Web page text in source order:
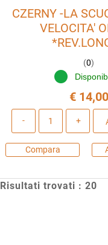
CZERNY -LA
VELOCITA'
(0)
€ 14,00
Compara
Risultati trovati : 20